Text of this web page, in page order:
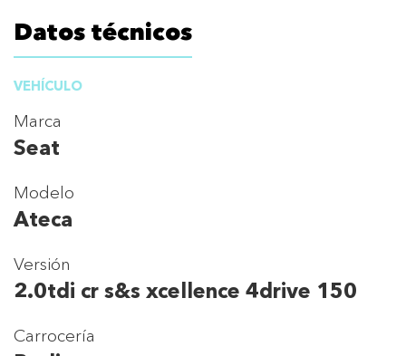
Datos técnicos
VEHÍCULO
Marca
Seat
Modelo
Ateca
Versión
2.0tdi cr s&s xcellence 4drive 150
Carrocería